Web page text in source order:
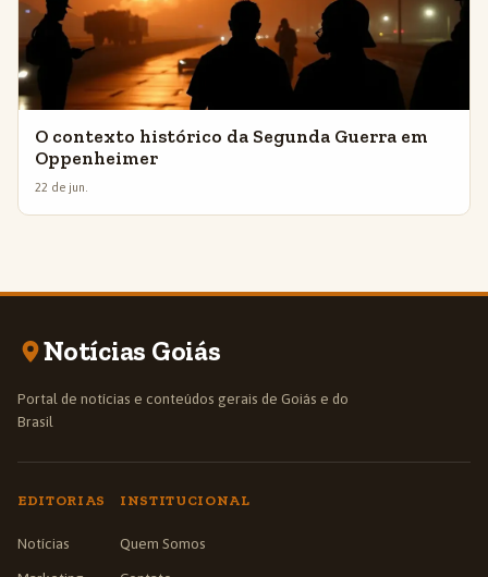
O contexto histórico da Segunda Guerra em
Oppenheimer
22 de jun.
Notícias Goiás
Portal de notícias e conteúdos gerais de Goiás e do
Brasil
EDITORIAS
Notícias
INSTITUCIONAL
Quem Somos